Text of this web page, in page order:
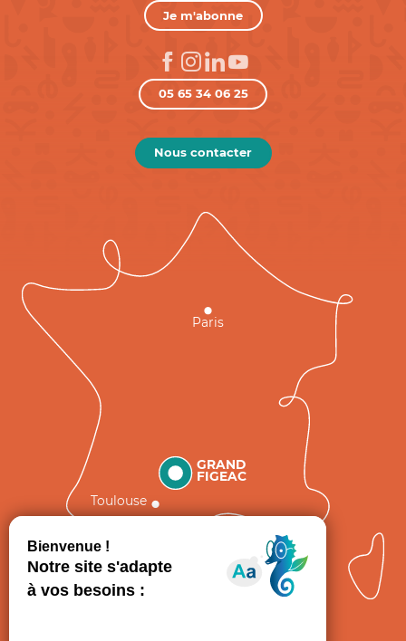
Je m'abonne
05 65 34 06 25
Nous contacter
GRAND
FIGEAC
Toulouse
Paris